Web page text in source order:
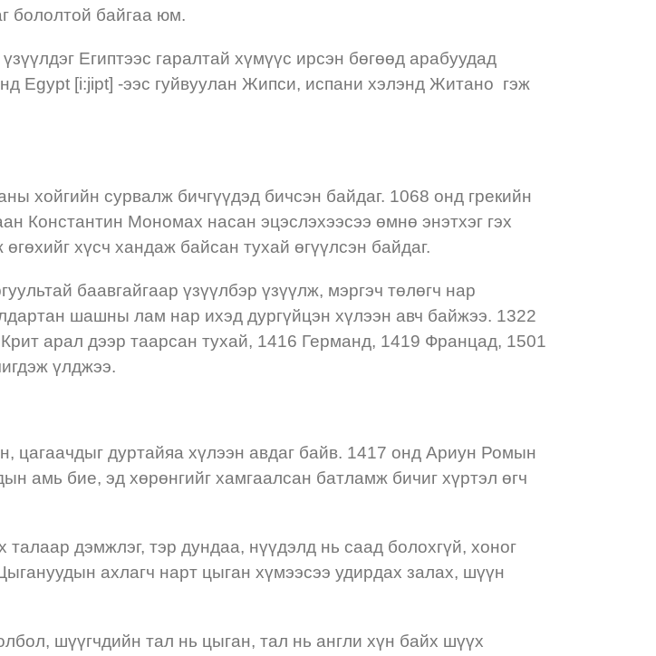
бололтой байгаа юм.
Египтээс гаралтай хүмүүс ирсэн бөгөөд арабуудад
Egypt [i:jipt] -ээс гуйвуулан Жипси, испани хэлэнд Житано гэж
хойгийн сурвалж бичгүүдэд бичсэн байдаг. 1068 онд грекийн
Константин Мономах насан эцэслэхээсээ өмнө энэтхэг гэх
хүсч хандаж байсан тухай өгүүлсэн байдаг.
баавгайгаар үзүүлбэр үзүүлж, мэргэч төлөгч нар
шашны лам нар ихэд дургүйцэн хүлээн авч байжээ. 1322
арал дээр таарсан тухай, 1416 Германд, 1419 Францад, 1501
үлджээ.
цагаачдыг дуртайяа хүлээн авдаг байв. 1417 онд Ариун Ромын
амь бие, эд хөрөнгийг хамгаалсан батламж бичиг хүртэл өгч
дэмжлэг, тэр дундаа, нүүдэлд нь саад болохгүй, хоног
ахлагч нарт цыган хүмээсээ удирдах залах, шүүн
шүүгчдийн тал нь цыган, тал нь англи хүн байх шүүх